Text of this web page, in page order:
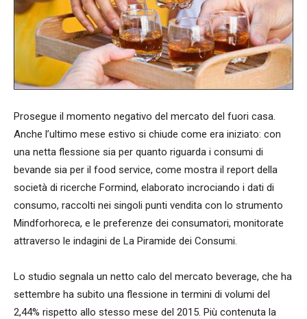
Prosegue il momento negativo del mercato del fuori casa.
Anche l’ultimo mese estivo si chiude come era iniziato: con
una netta flessione sia per quanto riguarda i consumi di
bevande sia per il food service, come mostra il report della
società di ricerche Formind, elaborato incrociando i dati di
consumo, raccolti nei singoli punti vendita con lo strumento
Mindforhoreca, e le preferenze dei consumatori, monitorate
attraverso le indagini de La Piramide dei Consumi.
Lo studio segnala un netto calo del mercato beverage, che ha
settembre ha subito una flessione in termini di volumi del
2,44% rispetto allo stesso mese del 2015. Più contenuta la